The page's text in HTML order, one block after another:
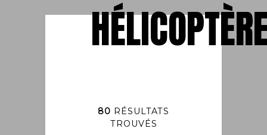
80 RÉSULTATS
TROUVÉS